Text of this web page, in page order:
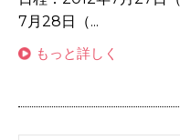
7月28日（...
もっと詳しく